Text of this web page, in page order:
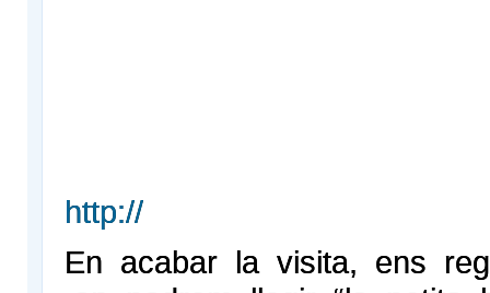
http://
En acabar la visita, ens